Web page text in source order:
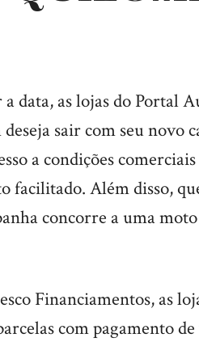
data, as lojas do Portal
sair com seu novo
a condições comerciais
facilitado. Além disso,
concorre a uma
Financiamentos, as
com pagamento